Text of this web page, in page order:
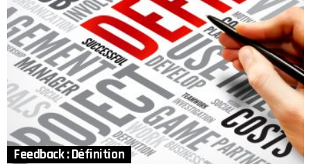
Feedback : Définition